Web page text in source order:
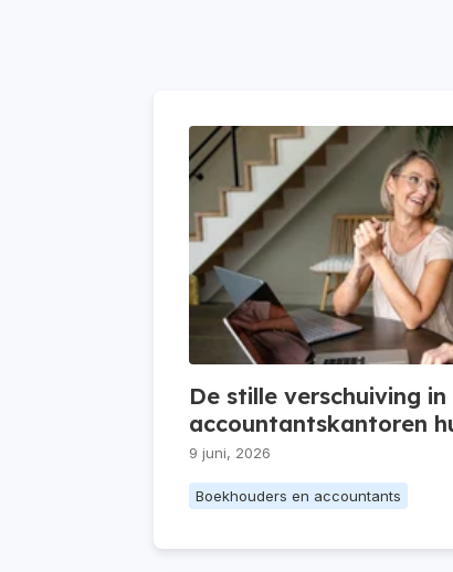
De stille verschuiving in
accountantskantoren
9 juni, 2026
Boekhouders en accountants